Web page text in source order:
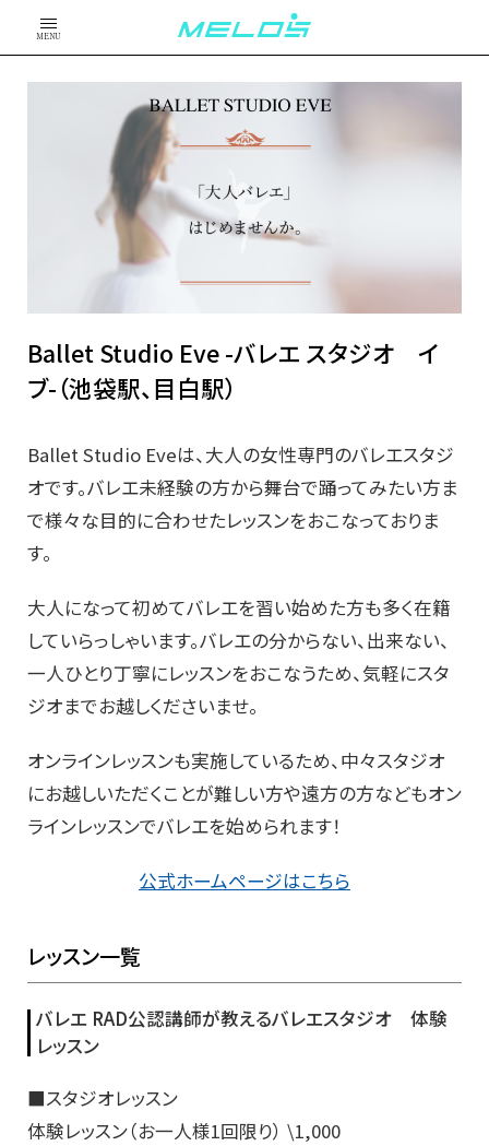
MENU
Ballet Studio Eve -バレエ スタジオ イ
ブ-（池袋駅、目白駅）
Ballet Studio Eveは、大人の女性専門のバレエスタジ
オです。バレエ未経験の方から舞台で踊ってみたい方ま
で様々な目的に合わせたレッスンをおこなっておりま
す。
大人になって初めてバレエを習い始めた方も多く在籍
していらっしゃいます。バレエの分からない、出来ない、
一人ひとり丁寧にレッスンをおこなうため、気軽にスタ
ジオまでお越しくださいませ。
オンラインレッスンも実施しているため、中々スタジオ
にお越しいただくことが難しい方や遠方の方などもオン
ラインレッスンでバレエを始められます！
公式ホームページはこちら
レッスン一覧
バレエ RAD公認講師が教えるバレエスタジオ 体験
レッスン
■スタジオレッスン
体験レッスン（お一人様1回限り） \1,000